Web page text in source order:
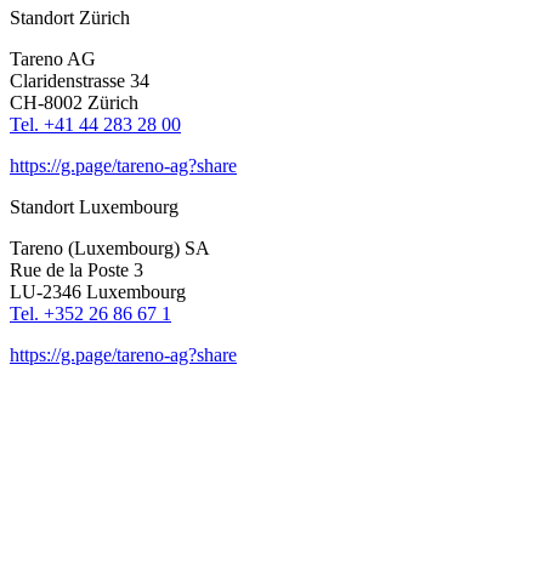
Standort Zürich
Tareno AG
Clari­den­strasse 34
CH-8002 Zürich
Tel. +41 44 283 28 00
https://g.page/tareno-ag?share
Standort Luxem­bourg
Tareno (Luxem­bourg) SA
Rue de la Poste 3
LU-2346 Luxem­bourg
Tel. +352 26 86 67 1
https://g.page/tareno-ag?share